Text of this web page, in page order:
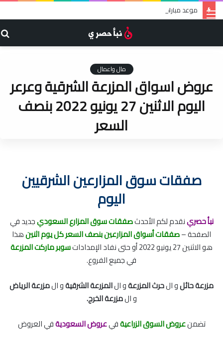
القائمة
مال واعمال
عروض اسواق المزرعة الشرقية وعرعر
اليوم الاثنين 27 يونيو 2022 بنصف
السعر
صفقات سوق المزارعين الشرقيين
اليوم
نبأ حصرينقدم لكم الأحدثصفقات سوق المزارع السعوديجديد في
الصفحة –صفقات أسواق المزارعين بنصف السعر كل يوم اثنينهذا
هو الاثنين 27 يونيو 2022 أو حتى نفاد الإمدادات
سوبر ماركت المزرعة
في جميع الفروع.
مزرعة حائلو الحرث المزرعةو الالمزرعة الشرقيةو المزرعة الرياض
و المزرعة الخرج.
تضمنعروض السوق الزراعيةفيعروض السعوديةفي العروض